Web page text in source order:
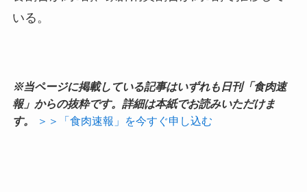
いる。
※当ページに掲載している記事はいずれも日刊「食肉速
報」からの抜粋です。詳細は本紙でお読みいただけま
す。
＞＞「食肉速報」を今すぐ申し込む